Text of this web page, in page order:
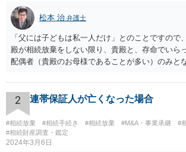
松本 治 弁護士
「父には子どもは私一人だけ」とのことですので
殿が相続放棄をしない限り、貴殿と、存命でいら
配偶者（貴殿のお母様であることが多い）のみと
2 連帯保証人が亡くなった場合
#相続放棄 #相続手続き #相続放棄 #M&A・事業承継
#
#相続財産調査・鑑定
2024年3月6日